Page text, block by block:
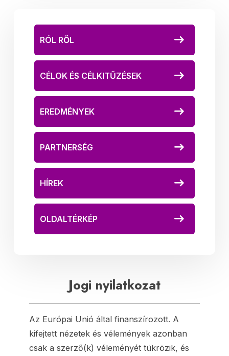
RÓL RŐL
CÉLOK ÉS CÉLKITŰZÉSEK
EREDMÉNYEK
PARTNERSÉG
HÍREK
OLDALTÉRKÉP
Jogi nyilatkozat
Az Európai Unió által finanszírozott. A
kifejtett nézetek és vélemények azonban
csak a szerző(k) véleményét tükrözik, és